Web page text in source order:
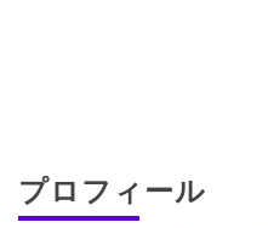
プロフィール